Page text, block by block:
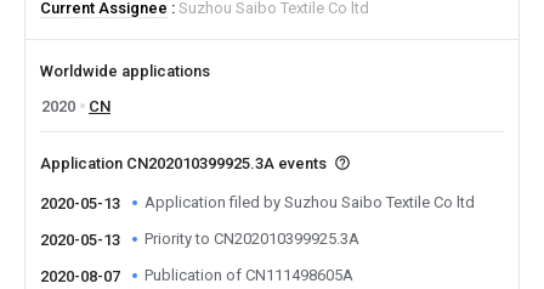
Current Assignee
Suzhou Saibo Textile Co ltd
Worldwide applications
2020
CN
Application CN202010399925.3A events
2020-05-13 Application filed by Suzhou Saibo Textile Co ltd
2020-05-13 Priority to CN202010399925.3A
2020-08-07 Publication of CN111498605A